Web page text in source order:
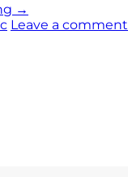
→
Leave a comment